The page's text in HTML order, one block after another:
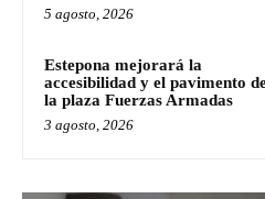
5 agosto, 2026
Estepona mejorará la
accesibilidad y el pavimento
la plaza Fuerzas Armadas
3 agosto, 2026